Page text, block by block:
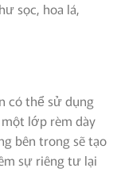
sọc, hoa lá,
có thể sử dụng
lớp rèm dày
bên trong sẽ tạo
sự riêng tư lại